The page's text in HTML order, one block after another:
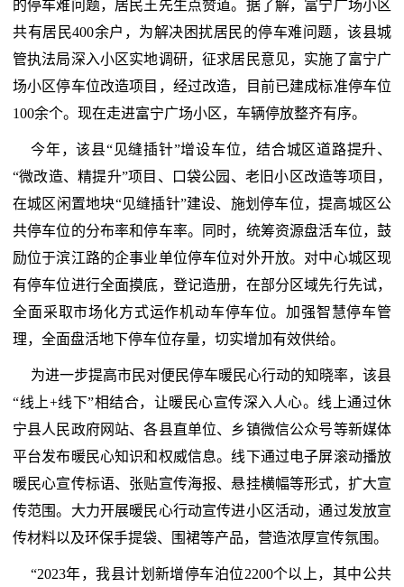
的停车难问题，居民王先生点赞道。据了解，富宁广场小区
共有居民400余户，为解决困扰居民的停车难问题，该县城
管执法局深入小区实地调研，征求居民意见，实施了富宁广
场小区停车位改造项目，经过改造，目前已建成标准停车位
100余个。现在走进富宁广场小区，车辆停放整齐有序。
今年，该县“见缝插针”增设车位，结合城区道路提升、
“微改造、精提升”项目、口袋公园、老旧小区改造等项目，
在城区闲置地块“见缝插针”建设、施划停车位，提高城区公
共停车位的分布率和停车率。同时，统筹资源盘活车位，鼓
励位于滨江路的企事业单位停车位对外开放。对中心城区现
有停车位进行全面摸底，登记造册，在部分区域先行先试，
全面采取市场化方式运作机动车停车位。加强智慧停车管
理，全面盘活地下停车位存量，切实增加有效供给。
为进一步提高市民对便民停车暖民心行动的知晓率，该县
“线上+线下”相结合，让暖民心宣传深入人心。线上通过休
宁县人民政府网站、各县直单位、乡镇微信公众号等新媒体
平台发布暖民心知识和权威信息。线下通过电子屏滚动播放
暖民心宣传标语、张贴宣传海报、悬挂横幅等形式，扩大宣
传范围。大力开展暖民心行动宣传进小区活动，通过发放宣
传材料以及环保手提袋、围裙等产品，营造浓厚宣传氛围。
“2023年，我县计划新增停车泊位2200个以上，其中公共